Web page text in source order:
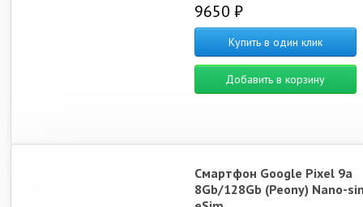
9650 ₽
Купить в один клик
Добавить в корзину
Смартфон Google Pixel 9a
8Gb/128Gb (Peony) Nano-